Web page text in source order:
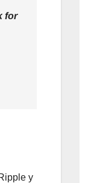
for
y